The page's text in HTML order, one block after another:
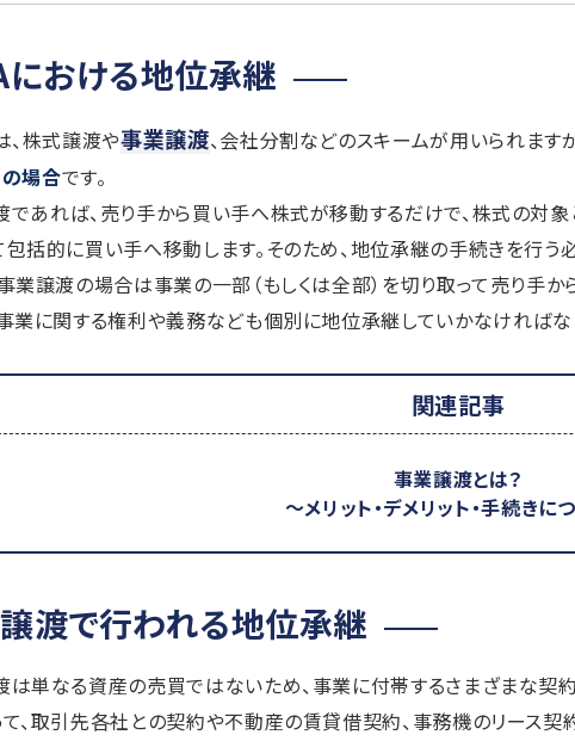
おける地位承継
、株式譲渡や事業譲渡、会社分割などのスキームが用いられます
の場合です。
であれば、売り手から買い手へ株式が移動するだけで、株式の対
括的に買い手へ移動します。そのため、地位承継の手続きを行う
事業譲渡の場合は事業の一部（もしくは全部）を切り取って売り手
事業に関する権利や義務なども個別に地位承継していかなければな
関連記事
事業譲渡とは？
～メリット・デメリット・手続きに
渡で行われる地位承継
は単なる資産の売買ではないため、事業に付帯するさまざまな契約
て、取引先各社との契約や不動産の賃貸借契約、事務機のリース